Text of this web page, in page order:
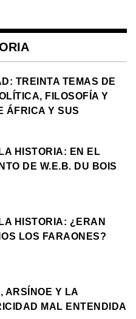
TREINTA TEMAS DE
FILOSOFÍA Y
ÁFRICA Y SUS
HISTORIA: EN EL
DE W.E.B. DU BOIS
HISTORIA: ¿ERAN
LOS FARAONES?
ARSÍNOE Y LA
MAL ENTENDIDA